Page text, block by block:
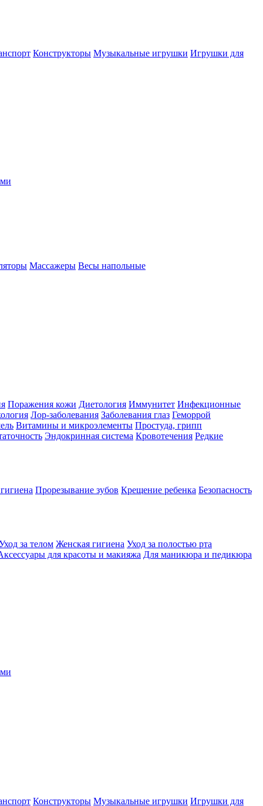
Конструкторы Музыкальные игрушки Игрушки для
Массажеры Весы напольные
Поражения кожи Диетология Иммунитет Инфекционные
Лор-заболевания Заболевания глаз Геморрой
Витамины и микроэлементы Простуда, грипп
Эндокринная система Кровотечения Редкие
Прорезывание зубов Крещение ребенка Безопасность
за телом Женская гигиена Уход за полостью рта
для красоты и макияжа Для маникюра и педикюра
Конструкторы Музыкальные игрушки Игрушки для